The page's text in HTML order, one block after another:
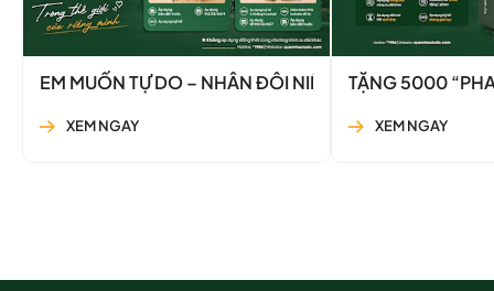
EM MUỐN TỰ DO – NHÂN ĐÔI NIỀM VUI VỚI 2 ƯU ĐÃI
XEM NGAY
TẶNG 5000
XEM NGAY